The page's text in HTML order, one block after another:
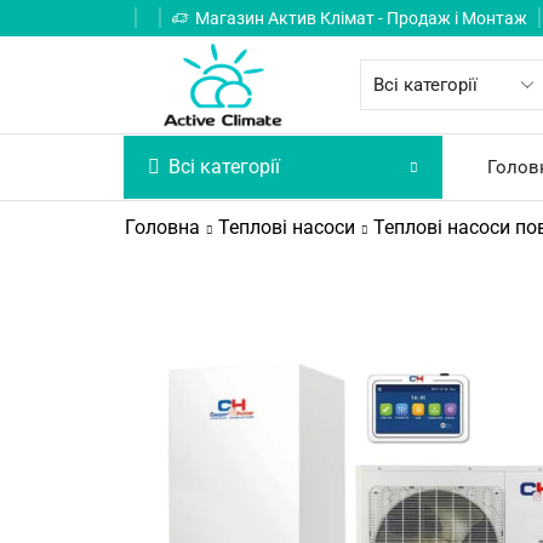
Магазин Актив Клімат - Продаж і Монтаж
Всі категорії
Головна Теплові насоси Теплові насоси